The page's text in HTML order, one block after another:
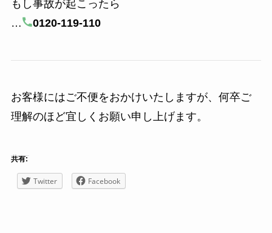
もし事故が起こったら
…
0120-119-110
お客様にはご不便をおかけいたしますが、何卒ご
理解のほど宜しくお願い申し上げます。
共有:
Twitter Facebook